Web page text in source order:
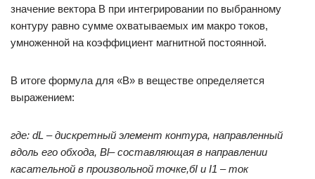
значение вектора B при интегрировании по выбранному
контуру равно сумме охватываемых им макро токов,
умноженной на коэффициент магнитной постоянной.
В итоге формула для «В» в веществе определяется
выражением:
где: dL – дискретный элемент контура, направленный
вдоль его обхода, Вl– составляющая в направлении
касательной в произвольной точке,бI и I1 – ток